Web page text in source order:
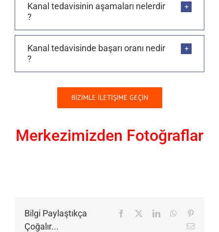
Kanal tedavisinin aşamaları nelerdir
?
Kanal tedavisinde başarı oranı nedir
?
BİZİMLE İLETİŞİME GEÇİN
Merkezimizden Fotoğraflar
Bilgi Paylaştıkça
Çoğalır...
Facebook LinkedInWhatsApp
E-